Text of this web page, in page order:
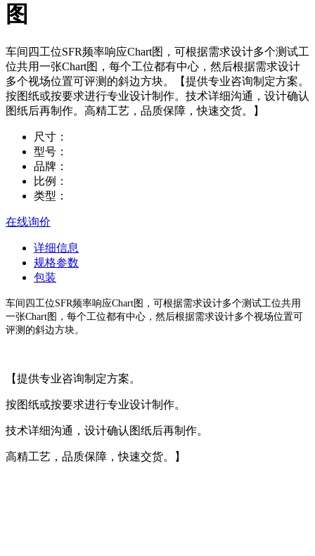
图
车间四工位SFR频率响应Chart图，可根据需求设计多个测试工
位共用一张Chart图，每个工位都有中心，然后根据需求设计
多个视场位置可评测的斜边方块。【提供专业咨询制定方案。
按图纸或按要求进行专业设计制作。技术详细沟通，设计确认
图纸后再制作。高精工艺，品质保障，快速交货。】
尺寸：
型号：
品牌：
比例：
类型：
在线询价
详细信息
规格参数
包装
车间四工位SFR频率响应Chart图，可根据需求设计多个测试工位共用
一张Chart图，每个工位都有中心，然后根据需求设计多个视场位置可
评测的斜边方块。
【提供专业咨询制定方案。
按图纸或按要求进行专业设计制作。
技术详细沟通，设计确认图纸后再制作。
高精工艺，品质保障，快速交货。】